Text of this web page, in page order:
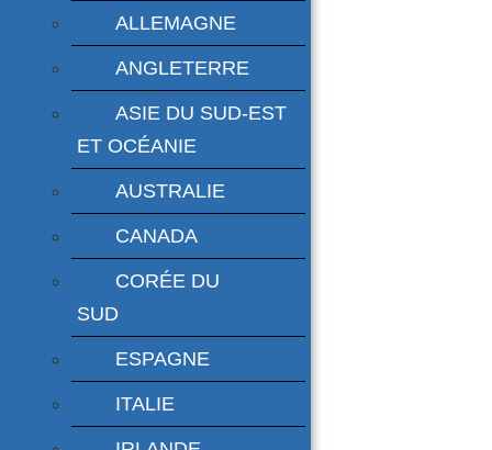
ALLEMAGNE
ANGLETERRE
ASIE DU SUD-EST
ET OCÉANIE
AUSTRALIE
CANADA
CORÉE DU
SUD
ESPAGNE
ITALIE